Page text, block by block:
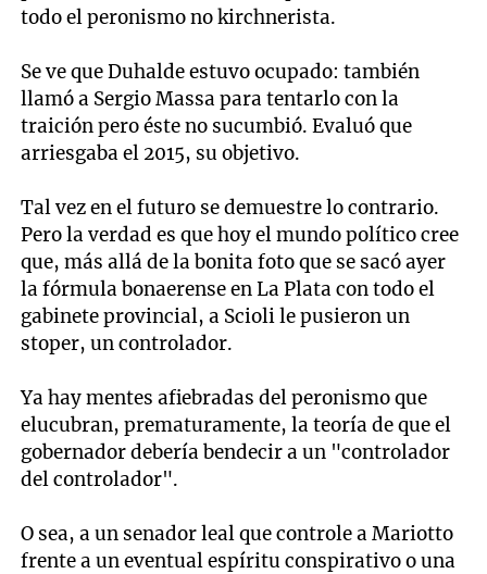
todo el peronismo no kirchnerista.
Se ve que Duhalde estuvo ocupado: también
llamó a Sergio Massa para tentarlo con la
traición pero éste no sucumbió. Evaluó que
arriesgaba el 2015, su objetivo.
Tal vez en el futuro se demuestre lo contrario.
Pero la verdad es que hoy el mundo político cree
que, más allá de la bonita foto que se sacó ayer
la fórmula bonaerense en La Plata con todo el
gabinete provincial, a Scioli le pusieron un
stoper, un controlador.
Ya hay mentes afiebradas del peronismo que
elucubran, prematuramente, la teoría de que el
gobernador debería bendecir a un "controlador
del controlador".
O sea, a un senador leal que controle a Mariotto
frente a un eventual espíritu conspirativo o una